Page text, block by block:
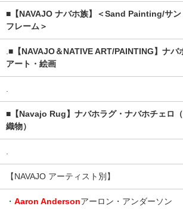
■【NAVAJO ナバホ族】＜Sand Painting/サン
フレーム＞
.■【NAVAJO＆NATIVE ART/PAINTING】ナバ
アート・絵画
.
■【Navajo Rug】ナバホラグ・ナバホチェロ
織物）
.
【NAVAJO アーティスト別】
・ Aaron Andersonアーロン・アンダーソン